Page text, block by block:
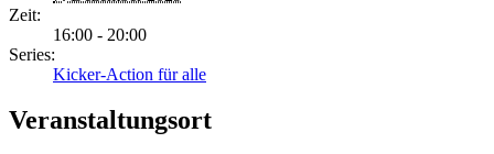
Zeit:
16:00 - 20:00
Series:
Kicker-Action für alle
Veranstaltungsort